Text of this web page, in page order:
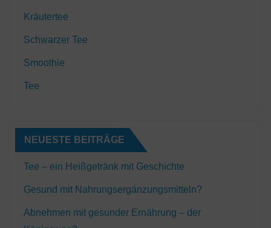
Kräutertee
Schwarzer Tee
Smoothie
Tee
NEUESTE BEITRÄGE
Tee – ein Heißgetränk mit Geschichte
Gesund mit Nahrungsergänzungsmitteln?
Abnehmen mit gesunder Ernährung – der